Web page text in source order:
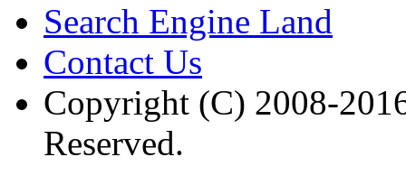
Search Engine Land
Contact Us
Copyright (C) 2008-
Reserved.